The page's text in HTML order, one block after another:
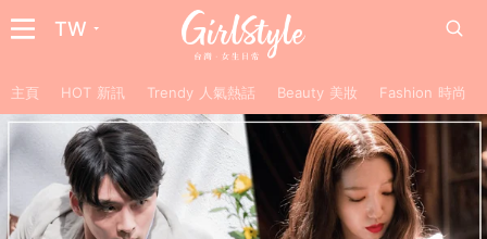
TW
主頁 HOT 新訊 Trendy 人氣熱話 Beauty 美妝 Fashion 時尚